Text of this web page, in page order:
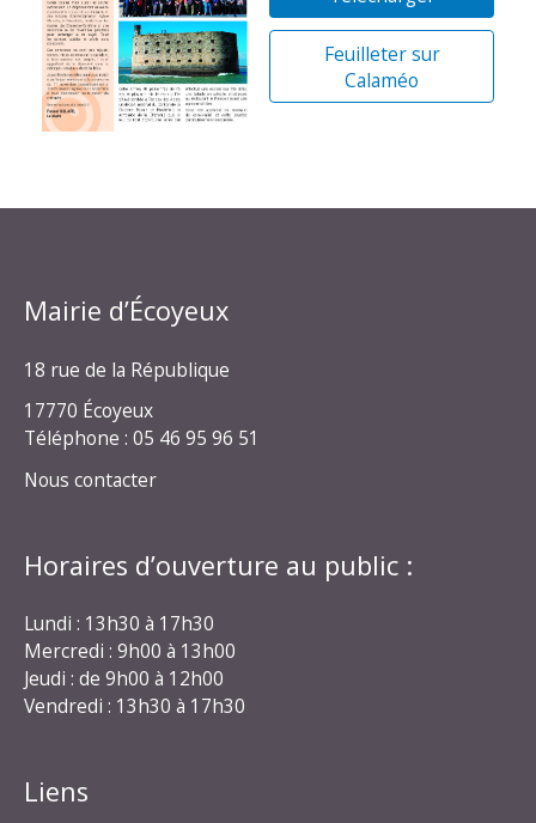
Feuilleter sur
Calaméo
Mairie d’Écoyeux
18 rue de la République
17770 Écoyeux
Téléphone : 05 46 95 96 51
Nous contacter
Horaires d’ouverture au public :
Lundi : 13h30 à 17h30
Mercredi : 9h00 à 13h00
Jeudi : de 9h00 à 12h00
Vendredi : 13h30 à 17h30
Liens